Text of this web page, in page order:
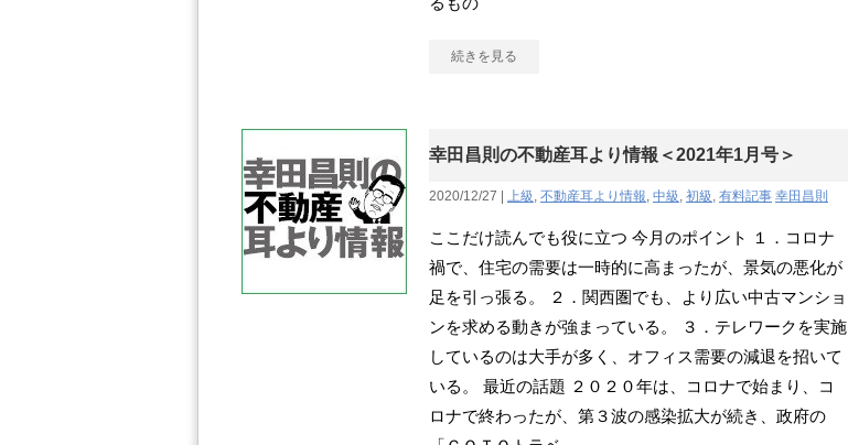
続きを見る
幸田昌則の不動産耳より情報＜2021年1月号＞
2020/12/27 | 上級 , 不動産耳より情報, 中級 , 初級 , 有料記事 幸田昌則
ここだけ読んでも役に立つ 今月のポイント １．コロナ
禍で、住宅の需要は一時的に高まったが、景気の悪化が
足を引っ張る。 ２．関西圏でも、より広い中古マンショ
ンを求める動きが強まっている。 ３．テレワークを実施
しているのは大手が多く、オフィス需要の減退を招いて
いる。 最近の話題 ２０２０年は、コロナで始まり、コ
ロナで終わったが、第３波の感染拡大が続き、政府の